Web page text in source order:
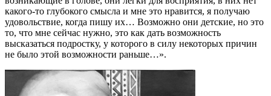
какого-то глубо­кого смысла и мне это нравится, я по­лучаю
удовольствие, когда пишу их… Возможно они детские, но это
то, что мне сейчас нужно, это как дать воз­можность
высказаться подростку, у которого в силу некоторых причин
не было этой возможности раньше…».